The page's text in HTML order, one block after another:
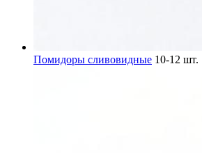
Помидоры сливовидные 10-12 шт.